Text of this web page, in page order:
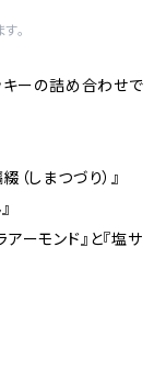
。
ーの詰め合わせで
（しまつづり）』
ーモンド』と『塩サ